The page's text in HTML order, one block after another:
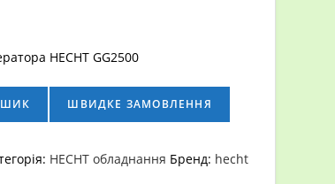
HECHT GG2500
ШВИДКЕ ЗАМОВЛЕННЯ
HECHT обладнання Бренд: hecht